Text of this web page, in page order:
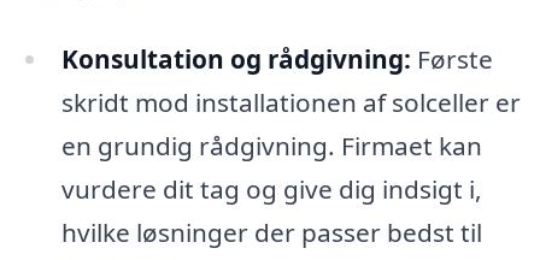
Konsultation og rådgivning: Første
skridt mod installationen af solceller er
en grundig rådgivning. Firmaet kan
vurdere dit tag og give dig indsigt i,
hvilke løsninger der passer bedst til